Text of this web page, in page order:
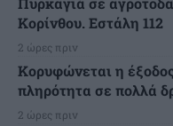
Κορίνθου. Εστάλη 112
2 ώρες πριν
Κορυφώνεται η
πληρότητα σε πολλά
2 ώρες πριν